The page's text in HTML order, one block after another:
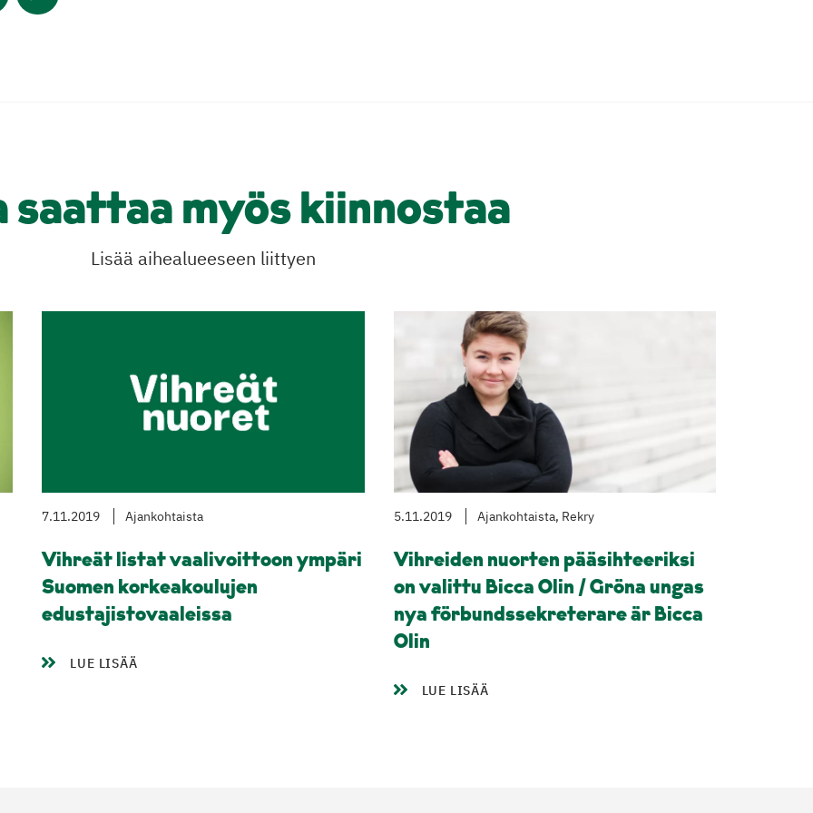
saattaa myös kiinnostaa
Lisää aihealueeseen liittyen
7.11.2019 Ajankohtaista
Vihreät listat vaalivoittoon ympäri
Suomen korkeakoulujen
edustajistovaaleissa
LUE LISÄÄ
5.11.2019 Ajankohtaista, Rekry
Vihreiden nuorten pääsihteeriksi
on valittu Bicca Olin / Gröna ungas
nya förbundssekreterare är Bicca
Olin
LUE LISÄÄ